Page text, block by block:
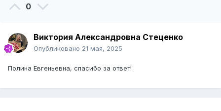
0
Виктория Александровна Стеценко
Опубликовано 21 мая, 2025
Полина Евгеньевна, спасибо за ответ!